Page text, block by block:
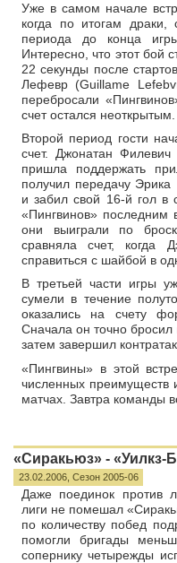
Уже в самом начале
когда по итогам драки,
периода до конца
Интересно, что этот бой
22 секунды после
Лефевр (Guillame
перебросали
счет остался неоткрытым.
Второй период гости
счет. Джонатан Филевич
пришла поддержать
получил передачу Эрика
и забил свой 16-й гол в
«Пингвинов» последним
они выиграли по
сравняла счет, когда
справиться с шайбой в
В третьей части игры
сумели в течение
оказались на счету
Сначала он точно
затем завершил
«Пингвины» в этой
численных преимуществ
матчах. Завтра команды
«Сиракьюз» - «Уилкз-
23.02.2006, Сезон 2005-06
Даже поединок против
лиги не помешал
по количеству побед
помогли бригады
сопернику четырежды